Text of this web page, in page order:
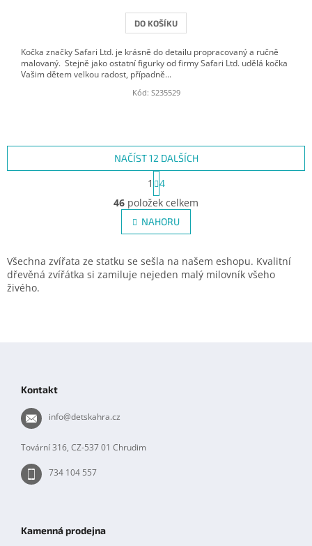
DO KOŠÍKU
Kočka značky Safari Ltd. je krásně do detailu propracovaný a ručně
malovaný. Stejně jako ostatní figurky od firmy Safari Ltd. udělá kočka
Vašim dětem velkou radost, případně...
Kód: S235529
O
v
l
á
a
c
NAČÍST 12 DALŠÍCH
S
t
r
á
n
k
v
á
n
1
4
46 položek celkem
NAHORU
Všechna zvířata ze statku se sešla na našem eshopu. Kvalitní
dřevěná zvířátka si zamiluje nejeden malý milovník všeho
živého.
Kontakt
info@detskahra.cz
Tovární 316, CZ-537 01 Chrudim
734 104 557
Kamenná prodejna